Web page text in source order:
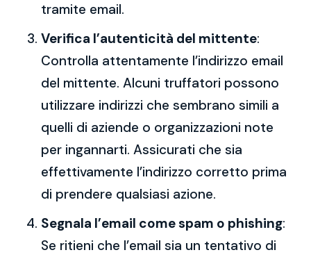
tramite email.
Verifica l’autenticità del mittente:
Controlla attentamente l’indirizzo email
del mittente. Alcuni truffatori possono
utilizzare indirizzi che sembrano simili a
quelli di aziende o organizzazioni note
per ingannarti. Assicurati che sia
effettivamente l’indirizzo corretto prima
di prendere qualsiasi azione.
Segnala l’email come spam o phishing:
Se ritieni che l’email sia un tentativo di